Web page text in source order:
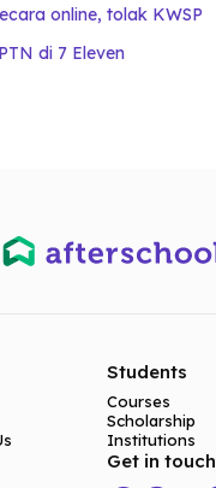
online, tolak KWSP
di 7 Eleven
Students
Courses
Scholarship
Institutions
Get in touch